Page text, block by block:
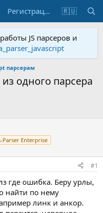
Регистрация 🇷🇺
JS парсеров и
парсерам
одного парсера
Parser Enterprise
#1
где ошибка. Беру урлы,
найти по нему
линк и анкор.